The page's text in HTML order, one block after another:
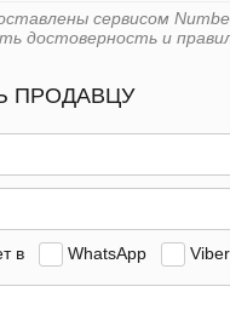
сервисом
достоверность и
ПРОДАВЦУ
в WhatsApp Viber